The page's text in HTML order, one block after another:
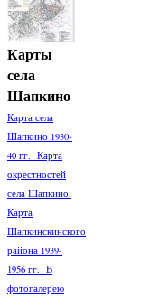
Карты
села
Шапкино
Карта села
Шапкино 1930-
40 гг. Карта
окрестностей
села Шапкино.
Карта
Шапкинскинского
района 1939-
1956 гг. В
фотогалерею